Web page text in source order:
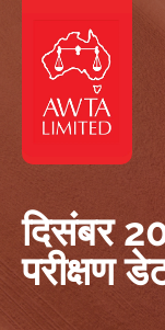
दिसंबर
परीक्षण